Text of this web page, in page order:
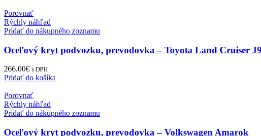
Porovnať
Rýchly náhľad
Pridať do nákupného zoznamu
Oceľový kryt podvozku, prevodovka – Toyota Land Cruiser
266.00€ s DPH
Pridať do košíka
Porovnať
Rýchly náhľad
Pridať do nákupného zoznamu
Oceľový kryt podvozku, prevodovka – Volkswagen Amarok